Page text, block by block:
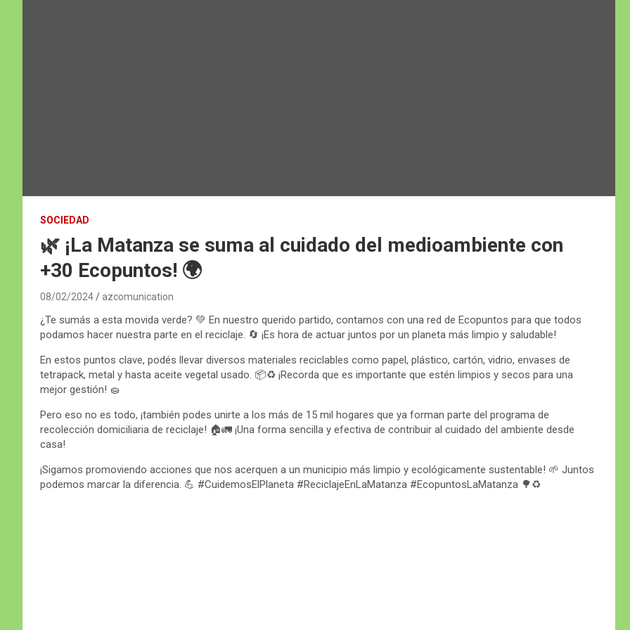
SOCIEDAD
🌿 ¡La Matanza se suma al cuidado del medioambiente con
+30 Ecopuntos! 🌍
08/02/2024 azcomunication
¿Te sumás a esta movida verde? 💚 En nuestro querido partido, contamos con una red de Ecopuntos para que todos
podamos hacer nuestra parte en el reciclaje. 🔄 ¡Es hora de actuar juntos por un planeta más limpio y saludable!
En estos puntos clave, podés llevar diversos materiales reciclables como papel, plástico, cartón, vidrio, envases de
tetrapack, metal y hasta aceite vegetal usado. 📦♻️ ¡Recorda que es importante que estén limpios y secos para una
mejor gestión! 🧽
Pero eso no es todo, ¡también podes unirte a los más de 15 mil hogares que ya forman parte del programa de
recolección domiciliaria de reciclaje! 🏠🚛 ¡Una forma sencilla y efectiva de contribuir al cuidado del ambiente desde
casa!
¡Sigamos promoviendo acciones que nos acerquen a un municipio más limpio y ecológicamente sustentable! 🌱 Juntos
podemos marcar la diferencia. 💪 #CuidemosElPlaneta #ReciclajeEnLaMatanza #EcopuntosLaMatanza 🌳♻️